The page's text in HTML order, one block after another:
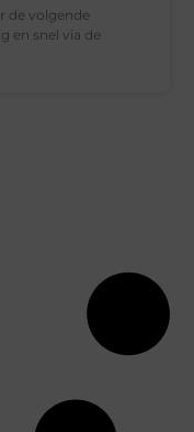
de volgende
en snel via de